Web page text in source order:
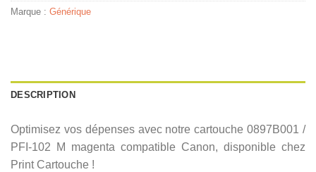
Marque : Générique
DESCRIPTION
Optimisez vos dépenses avec notre cartouche 0897B001 /
PFI-102 M magenta compatible Canon, disponible chez
Print Cartouche !